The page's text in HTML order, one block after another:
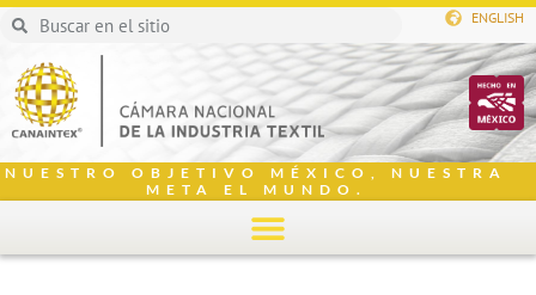
ENGLISH
NUESTRO OBJETIVO MÉXICO, NUESTRA
META EL MUNDO.